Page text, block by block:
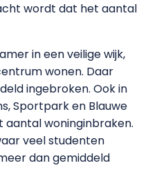
wordt dat het aantal
in een veilige wijk,
wonen. Daar
ingebroken. Ook in
Sportpark en Blauwe
aantal woninginbraken.
veel studenten
dan gemiddeld